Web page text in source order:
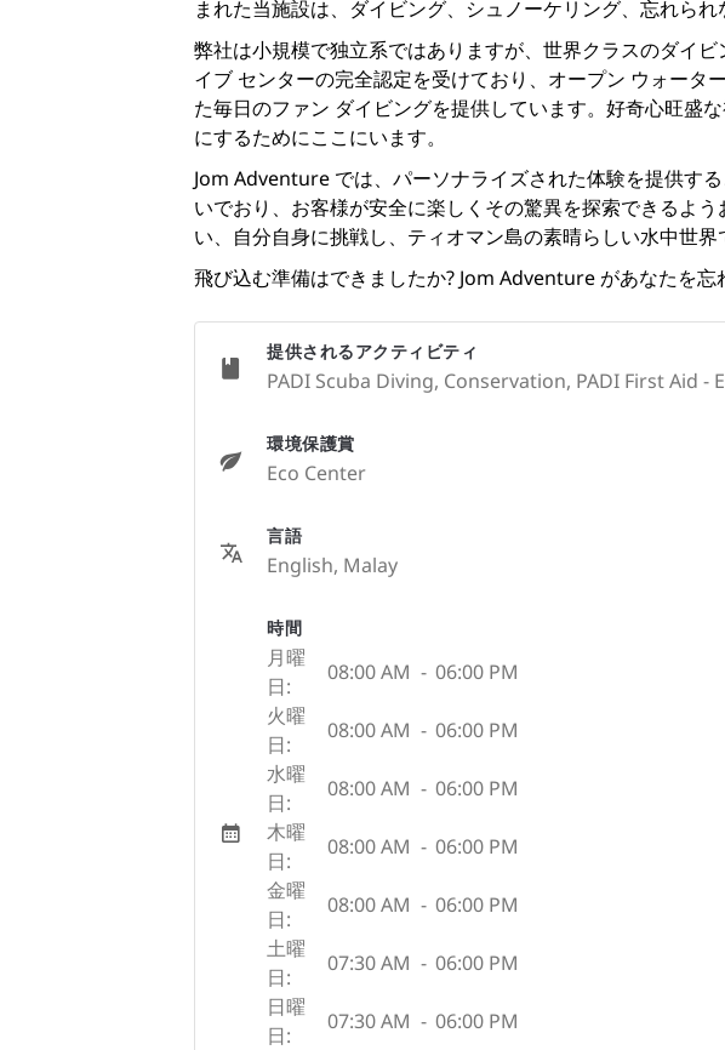
まれた当施設は、ダイビング、シュノーケリング、忘れられ
弊社は小規模で独立系ではありますが、世界クラスのダイ
イブ センターの完全認定を受けており、 オープン ウォータ
た毎日のファン ダイビングを提供しています。好奇心旺盛
にするためにここにいます。
Jom Adventure では、パーソナライズされた体験を提供す
いでおり、お客様が安全に楽しくその驚異を探索できるよ
い、自分自身に挑戦し、ティオマン島の素晴らしい水中世
飛び込む準備はできましたか? Jom Adventure があなたを
提供されるアクティビティ
PADI Scuba Diving, Conservation, PADI First Aid -
環境保護賞
Eco Center
言語
English, Malay
時間
月曜
日:
08:00 AM - 06:00 PM
火曜
日:
08:00 AM - 06:00 PM
水曜
日:
08:00 AM - 06:00 PM
木曜
日:
08:00 AM - 06:00 PM
金曜
日:
08:00 AM - 06:00 PM
土曜
日:
07:30 AM - 06:00 PM
日曜
日:
07:30 AM - 06:00 PM